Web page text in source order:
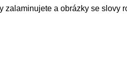
zalaminujete a obrázky se slovy